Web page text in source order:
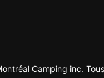
Camping inc.